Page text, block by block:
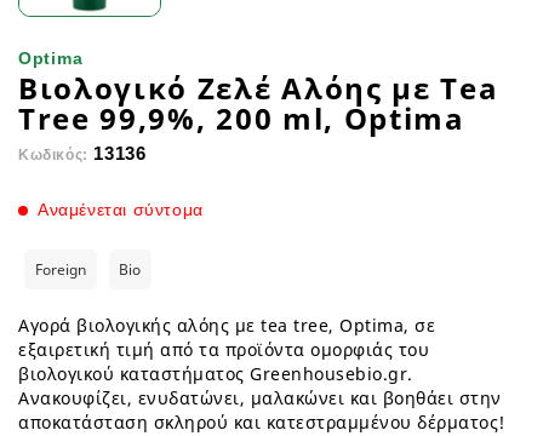
Optima
Βιολογικό Ζελέ Αλόης με Tea
Tree 99,9%, 200 ml, Optima
Κωδικός: 13136
Αναμένεται σύντομα
Foreign Bio
Αγορά βιολογικής αλόης με tea tree, Optima, σε
εξαιρετική τιμή από τα προϊόντα ομορφιάς του
βιολογικού καταστήματος Greenhousebio.gr.
Ανακουφίζει, ενυδατώνει, μαλακώνει και βοηθάει στην
αποκατάσταση σκληρού και κατεστραμμένου δέρματος!